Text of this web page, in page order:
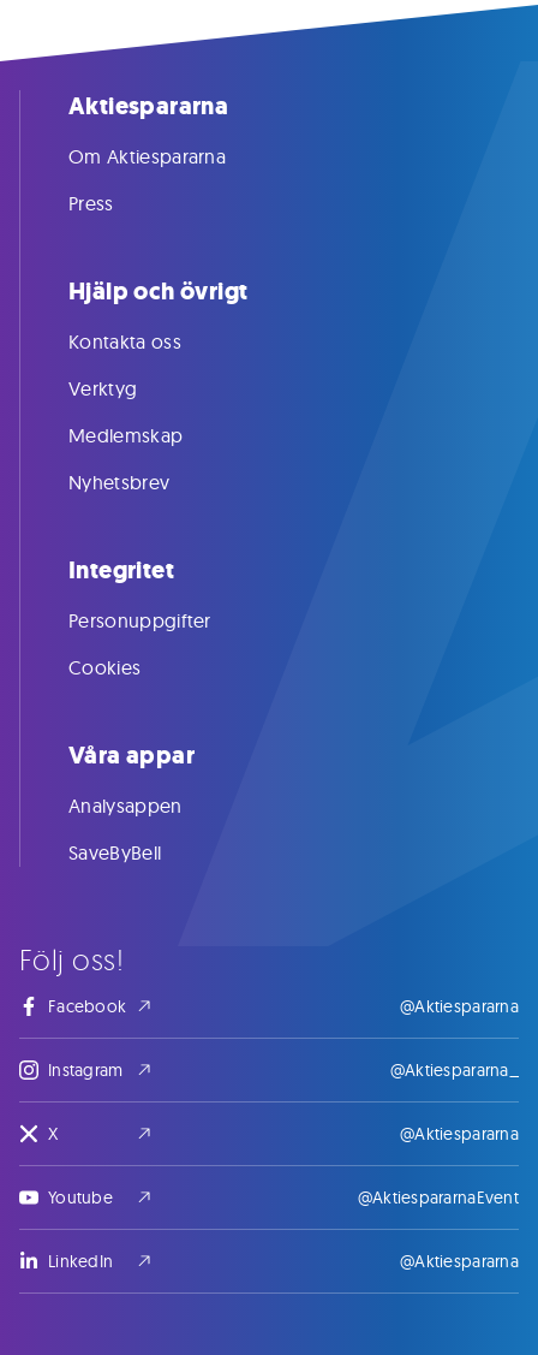
Följ oss!
Facebook @Aktiespararna
Instagram @Aktiespararna_
X @Aktiespararna
Youtube @AktiespararnaEvent
LinkedIn @Aktiespararna
Aktiespararna
Om Aktiespararna
Press
Hjälp och övrigt
Kontakta oss
Verktyg
Medlemskap
Nyhetsbrev
Integritet
Personuppgifter
Cookies
Våra appar
Analysappen
SaveByBell